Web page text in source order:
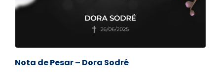
Nota de Pesar – Dora Sodré